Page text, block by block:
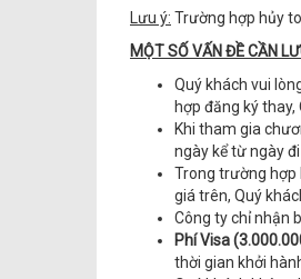
Lưu ý: Trường hợp hủy
MỘT SỐ VẤN ĐỀ CẦN
Quý khách vui
hợp đăng ký
Khi tham gia
ngày kể từ ngày
Trong trường hợp
giá trên, Quý
Công ty chỉ nhận
Phí Visa
thời gian khởi